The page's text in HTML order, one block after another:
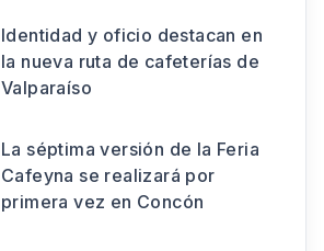
Identidad y oficio destacan en
la nueva ruta de cafeterías de
Valparaíso
La séptima versión de la Feria
Cafeyna se realizará por
primera vez en Concón